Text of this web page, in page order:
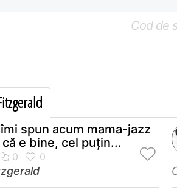
Cod de
spun acum mama-jazz
e bine, cel puţin...